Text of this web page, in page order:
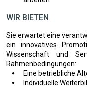
WIR BIETEN
Sie erwartet eine
ein innovatives
Wissenschaft und
Rahmenbedingungen:
Eine betriebliche
Individuelle